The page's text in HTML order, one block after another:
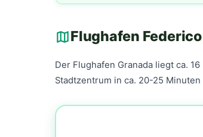
mapFlughafen
Der Flughafen Granada liegt ca.
Stadtzentrum in ca. 20-25